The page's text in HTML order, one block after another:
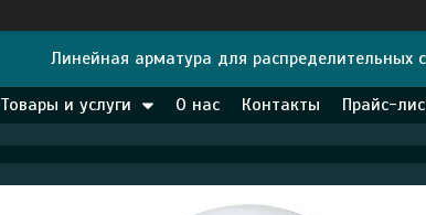
Линейная арматура для распределительных
Товары и услуги О нас Контакты Прайс-